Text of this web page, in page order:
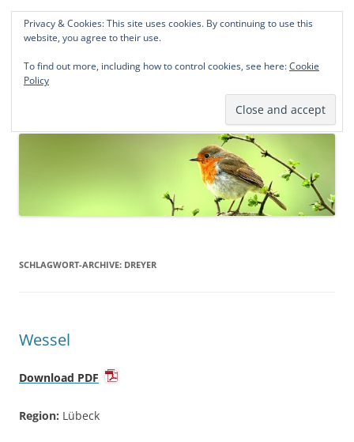
Norddeutsche Genealogien
Michael Kohlhaas und Jens Kirchhoff
springen
SCHLAGWORT-ARCHIVE: DREYER
Wessel
Download PDF
Region: Lübeck
Privacy & Cookies: This site uses cookies. By continuing to use this
website, you agree to their use.
To find out more, including how to control cookies, see here:Cookie
Policy